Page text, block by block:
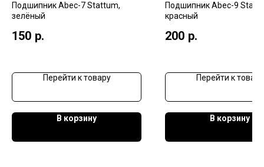
Подшипник Abec-7 Stattum,
зелёный
150 р.
Перейти к товару
В корзину
Подшипник Abec-9
красный
200 р.
Перейти к товару
В корзину